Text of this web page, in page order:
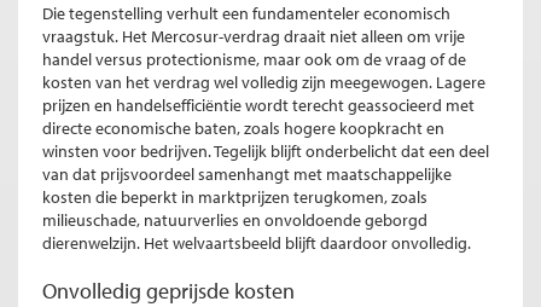
Die tegenstelling verhult een fundamenteler economisch
vraagstuk. Het Mercosur-verdrag draait niet alleen om vrije
handel versus protectionisme, maar ook om de vraag of de
kosten van het verdrag wel volledig zijn meegewogen. Lagere
prijzen en handelsefficiëntie wordt terecht geassocieerd met
directe economische baten, zoals hogere koopkracht en
winsten voor bedrijven. Tegelijk blijft onderbelicht dat een deel
van dat prijsvoordeel samenhangt met maatschappelijke
kosten die beperkt in marktprijzen terugkomen, zoals
milieuschade, natuurverlies en onvoldoende geborgd
dierenwelzijn. Het welvaartsbeeld blijft daardoor onvolledig.
Onvolledig geprijsde kosten